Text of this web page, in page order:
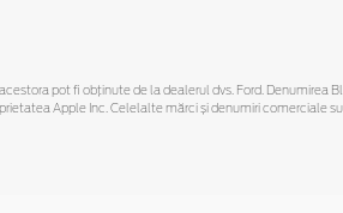
pot fi obținute de la dealerul dvs. Ford. Denumirea
Apple Inc. Celelalte mărci și denumiri comerciale